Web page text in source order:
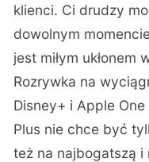
klienci. Ci drudzy
dowolnym
jest miłym ukłonem
Rozrywka na
Disney+ i Apple One
Plus nie chce być
też na najbogatszą i